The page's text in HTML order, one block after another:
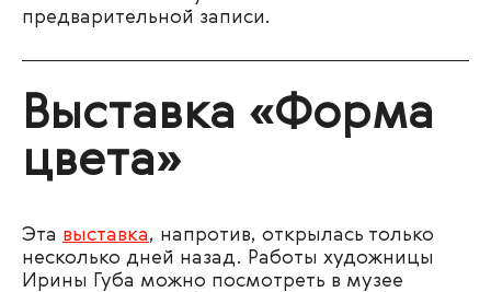
предварительной записи.
Выставка «Форма
цвета»
Эта выставка, напротив, открылась только
несколько дней назад. Работы художницы
Ирины Губа можно посмотреть в музее